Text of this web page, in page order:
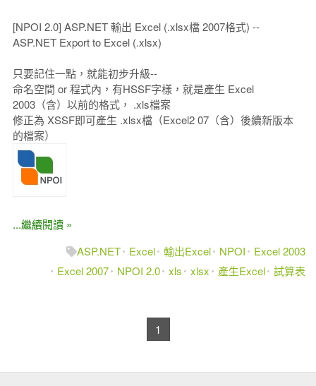
[NPOI 2.0] ASP.NET 輸出 Excel (.xlsx檔 2007格式) --
ASP.NET Export to Excel (.xlsx)
只要記住一點，就能初步升級--
命名空間 or 程式內，有HSSF字樣，就是產生 Excel
2003（含）以前的格式， .xls檔案
修正為 XSSF即可產生 .xlsx檔（Excel2 07（含）後續新版本
的檔案）
...繼續閱讀 »
ASP.NET
Excel 輸出Excel NPOI
Excel 2003
Excel 2007
NPOI 2.0 xls xlsx 產生Excel 試算表
1